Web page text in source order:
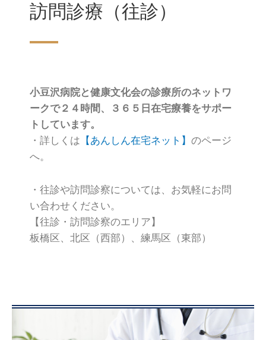
訪問診療（往診）
小豆沢病院と健康文化会の診療所のネットワ
ークで２４時間、３６５日在宅療養をサポー
トしています。
・詳しくは 【あんしん在宅ネット】 のページ
へ。
・往診や訪問診察については、お気軽にお問
い合わせください。
【往診・訪問診察のエリア】
板橋区、北区（西部）、練馬区（東部）